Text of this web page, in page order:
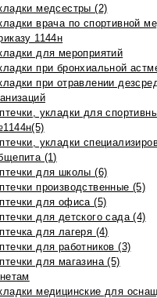
медсестры (2)
врача по спортивной
1144н
для мероприятий
при бронхиальной
при отравлении
укладки для
укладки
(1)
для школы (6)
производственные (5)
для офиса (5)
для детского сада (4)
для лагеря (4)
для работников (3)
для магазина (5)
медицинские для